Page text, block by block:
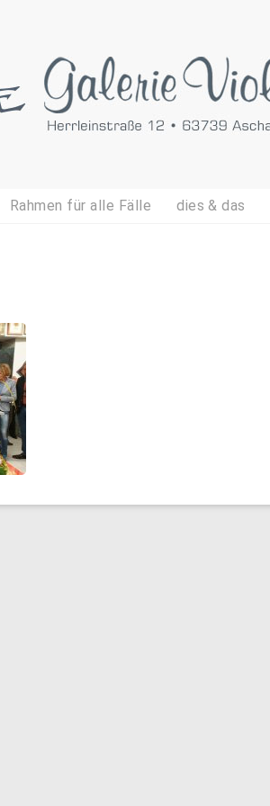
Rahmen für alle Fälle dies & das